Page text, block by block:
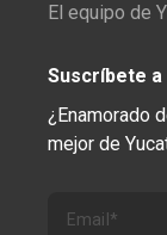
El equipo de
Suscríbete
¿Enamorado
mejor de